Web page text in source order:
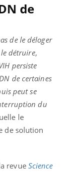
de
de le déloger
détruire,
persiste
de certaines
peut se
du
le
de solution
revue Science